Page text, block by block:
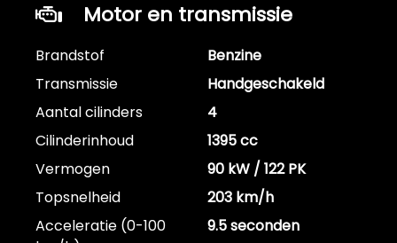
Motor en transmissie
Brandstof
Benzine
Transmissie
Handgeschakeld
Aantal cilinders
4
Cilinderinhoud
1395 cc
Vermogen
90 kW / 122 PK
Topsnelheid
203 km/h
Acceleratie (0-100
9.5 seconden